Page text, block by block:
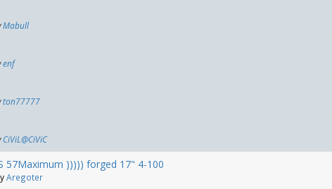
Mabull
enf
ton77777
CiViL@CiViC
57Maximum ))))) forged 17" 4-100
Aregoter